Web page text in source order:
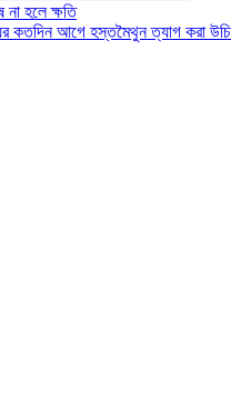
হলে ক্ষতি
কতদিন আগে হস্তমৈথুন ত্যাগ করা